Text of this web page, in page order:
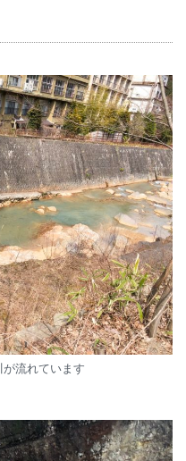
流れています